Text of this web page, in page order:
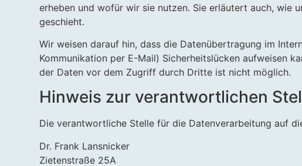
erheben und wofür wir sie nutzen. Sie erläutert auch, wie
geschieht.
Wir weisen darauf hin, dass die Datenübertragung im
Kommunikation per E-Mail) Sicherheitslücken aufweisen
der Daten vor dem Zugriff durch Dritte ist nicht möglich.
Hinweis zur verantwortlichen
Die verantwortliche Stelle für die Datenverarbeitung auf
Dr. Frank Lansnicker
Zietenstraße 25A